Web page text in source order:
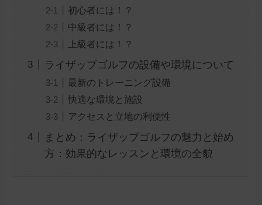
初心者には！？
中級者には！？
上級者には！？
ライザップゴルフの設備や環境について
最新のトレーニング設備
快適な環境と施設
アクセスと立地の利便性
まとめ：ライザップゴルフの魅力と始め
方：効果的なレッスンと環境の全貌